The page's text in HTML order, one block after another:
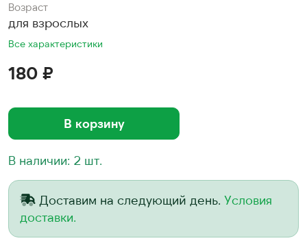
Возраст
для взрослых
Все характеристики
180 ₽
В корзину
В наличии: 2 шт.
Доставим на следующий день. Условия
доставки.